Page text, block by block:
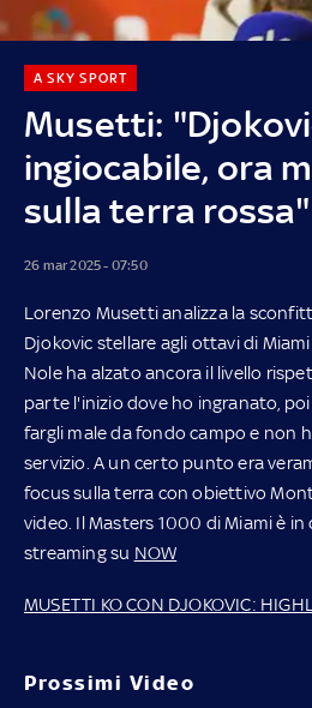
Musetti:
ingiocabile, ora
sulla terra
A SKY SPORT
26 mar 2025 - 07:50
Lorenzo Musetti analizza la
Djokovic stellare agli ottavi di
Nole ha alzato ancora il livello
parte l'inizio dove ho ingranato,
fargli male da fondo campo e non
servizio. A un certo punto era
focus sulla terra con obiettivo
video. Il Masters 1000 di Miami è in
streaming su NOW
MUSETTI KO CON DJOKOVIC:
Prossimi Video